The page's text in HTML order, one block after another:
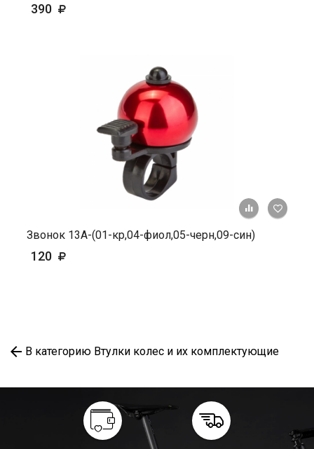
390
+ К
Звонок 13А-(01-кр,04-фиол,05-черн,09-син)
120
В категорию Втулки колес и их комплектующие